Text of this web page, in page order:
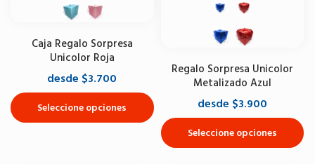
Caja Regalo Sorpresa
Unicolor Roja
desde $3.700
Seleccione opciones
Regalo Sorpresa Unicolor
Metalizado Azul
desde $3.900
Seleccione opciones